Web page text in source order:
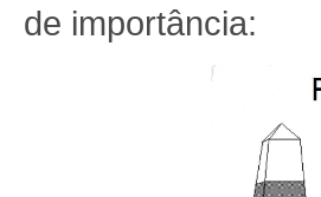
de importância: